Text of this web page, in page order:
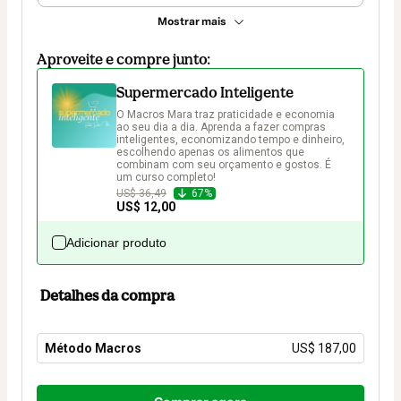
Mostrar mais
Aproveite e compre junto:
Supermercado Inteligente
O Macros Mara traz praticidade e economia
ao seu dia a dia. Aprenda a fazer compras
inteligentes, economizando tempo e dinheiro,
escolhendo apenas os alimentos que
combinam com seu orçamento e gostos. É
um curso completo!
US$ 36,49
67%
US$ 12,00
Adicionar produto
Detalhes da compra
Método Macros US$ 187,00
Total